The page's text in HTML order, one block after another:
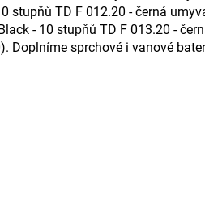
a
c
í
p
stupňů TD F 012.20 - černá
- 10 stupňů TD F 013.20 -
Doplníme sprchové i vanové